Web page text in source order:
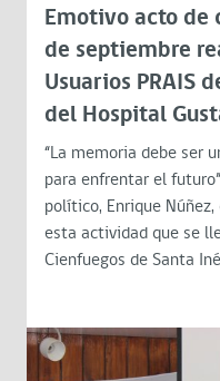
Emotivo acto de
de septiembre
Usuarios PRAIS
del Hospital
“La memoria debe ser
para enfrentar el
político, Enrique
esta actividad que se
Cienfuegos de Santa